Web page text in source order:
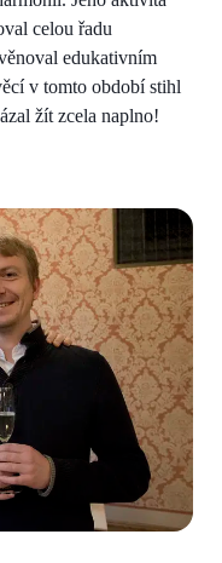
celou řadu
edukativním
v tomto období stihl
žít zcela naplno!